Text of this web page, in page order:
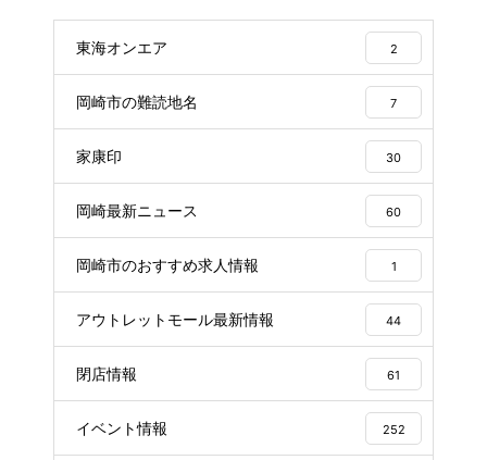
東海オンエア 2
岡崎市の難読地名 7
家康印 30
岡崎最新ニュース 60
岡崎市のおすすめ求人情報 1
アウトレットモール最新情報 44
閉店情報 61
イベント情報 252